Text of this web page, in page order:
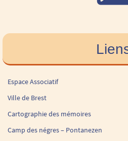
Espace Associatif
Ville de Brest
Cartographie des mémoires
Camp des négres – Pontanezen